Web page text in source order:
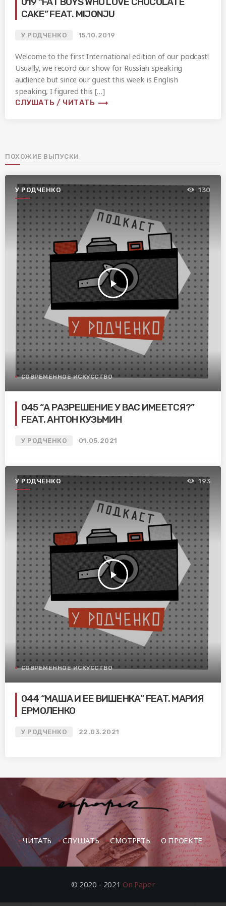
CAKE” FEAT. MIJONJU
У РОДЧЕНКО 15.10.2019
Welcome to the first International edition of our podcast!
Usually, we record our show for Russian speaking
audience but since our guest this week is English
speaking, I figured this […]
СЛУШАТЬ / ЧИТАТЬ trending_flat
ПОХОЖИЕ ВЫПУСКИ
У РОДЧЕНКО
play_arrow
130
СОВРЕМЕННОЕ ИСКУССТВО
045 “А РАЗРЕШЕНИЕ У ВАС ИМЕЕТСЯ?”
FEAT. АНТОН КУЗЬМИН
У РОДЧЕНКО 01.05.2021
У РОДЧЕНКО
play_arrow
193
СОВРЕМЕННОЕ ИСКУССТВО
044 “МАША И ЕЕ ВИШЕНКА” FEAT. МАРИЯ
ЕРМОЛЕНКО
У РОДЧЕНКО 22.03.2021
ЧИТАТЬ СЛУШАТЬ СМОТРЕТЬ О ПРОЕКТЕ
© 2020 - 2021 On Paper